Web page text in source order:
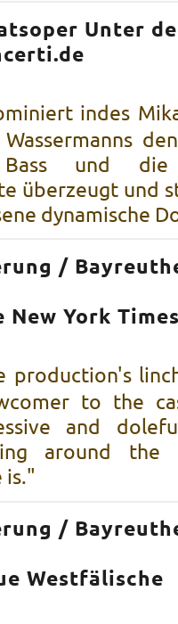
Unter
indes
Bass und die
überzeugt und
dynamische
/
New York
production's
to the
and
around
is."
/
Westfälische